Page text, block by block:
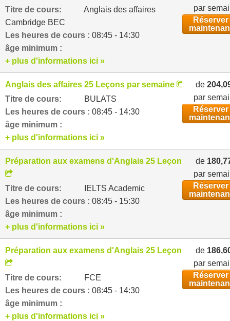
Titre de cours:
Anglais des affaires
Cambridge BEC
Les heures de cours : 08:45 - 14:30
âge minimum :
par
Réserver
+ plus d'informations ici »
Anglais des affaires 25 Leçons par semaine
Titre de cours:
BULATS
Les heures de cours : 08:45 - 14:30
âge minimum :
de
par
Réserver
+ plus d'informations ici »
Préparation aux examens d'Anglais 25 Leçons par
Titre de cours:
IELTS Academic
Les heures de cours : 08:45 - 15:30
âge minimum :
de
par
Réserver
+ plus d'informations ici »
Préparation aux examens d'Anglais 25 Leçons par
Titre de cours:
FCE
Les heures de cours : 08:45 - 14:30
âge minimum :
de
par
Réserver
+ plus d'informations ici »